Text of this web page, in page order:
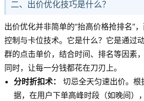
二、出价优化技巧是什么？
出价优化并非简单的“抬高价格抢排名”
控制与卡位技术。它是什么？它是通过
群的点击单价，结合时间、排名等因素
同时，让每一分钱都花在刀刃上。
分时折扣术：
切忌全天匀速出价。
据，在用户下单高峰时段（如晚间）